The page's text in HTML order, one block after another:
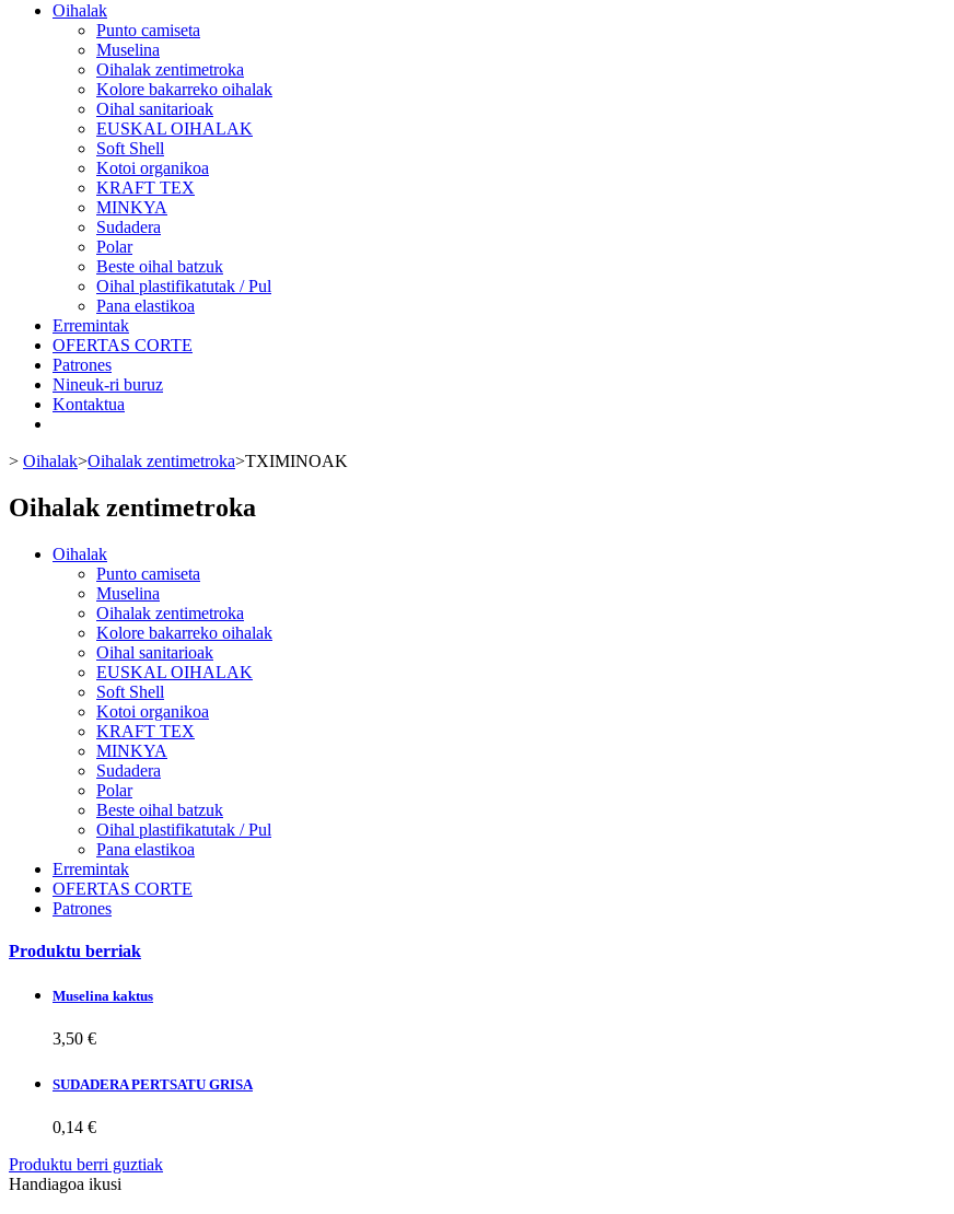
Oihalak
Punto camiseta
Muselina
Oihalak zentimetroka
Kolore bakarreko oihalak
Oihal sanitarioak
EUSKAL OIHALAK
Soft Shell
Kotoi organikoa
KRAFT TEX
MINKYA
Sudadera
Polar
Beste oihal batzuk
Oihal plastifikatutak / Pul
Pana elastikoa
Erremintak
OFERTAS CORTE
Patrones
Nineuk-ri buruz
Kontaktua
> Oihalak>Oihalak zentimetroka>TXIMINOAK
Oihalak zentimetroka
Oihalak
Punto camiseta
Muselina
Oihalak zentimetroka
Kolore bakarreko oihalak
Oihal sanitarioak
EUSKAL OIHALAK
Soft Shell
Kotoi organikoa
KRAFT TEX
MINKYA
Sudadera
Polar
Beste oihal batzuk
Oihal plastifikatutak / Pul
Pana elastikoa
Erremintak
OFERTAS CORTE
Patrones
Produktu berriak
Muselina kaktus
3,50 €
SUDADERA PERTSATU GRISA
0,14 €
Produktu berri guztiak
Handiagoa ikusi